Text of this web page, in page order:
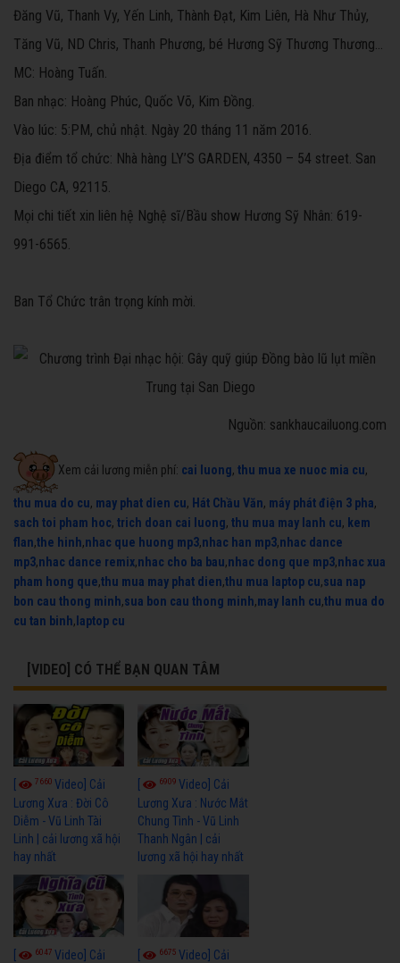
Đăng Vũ, Thanh Vy, Yến Linh, Thành Đạt, Kim Liên, Hà Như Thủy,
Tăng Vũ, ND Chris, Thanh Phương, bé Hương Sỹ Thương Thương…
MC: Hoàng Tuấn.
Ban nhạc: Hoàng Phúc, Quốc Võ, Kim Đồng.
Vào lúc: 5:PM, chủ nhật. Ngày 20 tháng 11 năm 2016.
Địa điểm tổ chức: Nhà hàng LY’S GARDEN, 4350 – 54 street. San
Diego CA, 92115.
Mọi chi tiết xin liên hệ Nghệ sĩ/Bầu show Hương Sỹ Nhân: 619-
991-6565.
Ban Tổ Chức trân trọng kính mời.
Nguồn: sankhaucailuong.com
Xem cải lương miễn phí: cai luong, thu mua xe nuoc mia cu,
thu mua do cu, may phat dien cu, Hát Chầu Văn, máy phát điện 3 pha,
sach toi pham hoc, trich doan cai luong, thu mua may lanh cu, kem
flan,the hinh,nhac que huong mp3,nhac han mp3,nhac dance
mp3,nhac dance remix,nhac cho ba bau,nhac dong que mp3,nhac xua
pham hong que,thu mua may phat dien,thu mua laptop cu,sua nap
bon cau thong minh,sua bon cau thong minh,may lanh cu,thu mua do
cu tan binh, laptop cu
[VIDEO] CÓ THỂ BẠN QUAN TÂM
7660 Video] Cải
Lương Xưa : Đời Cô
Diễm - Vũ Linh Tài
Linh | cải lương xã hội
hay nhất
6909Video] Cải
Lương Xưa : Nước Mắt
Chung Tình - Vũ Linh
Thanh Ngân | cải
lương xã hội hay nhất
6047 Video] Cải
6675Video] Cải